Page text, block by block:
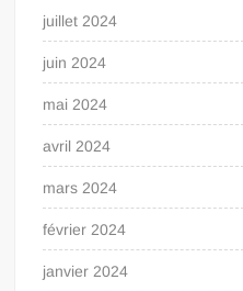
juillet 2024
juin 2024
mai 2024
avril 2024
mars 2024
février 2024
janvier 2024